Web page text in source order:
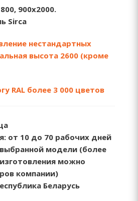
900х2000.
Sirca
нестандартных
высота 2600 (кроме
RAL более 3 000 цветов
от 10 до 70 рабочих дней
модели (более
можно
компании)
Беларусь